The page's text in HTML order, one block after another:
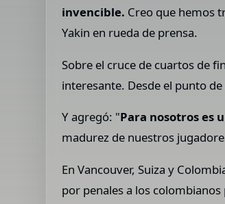
invencible. Creo que hemos
Yakin en rueda de prensa.
Sobre el cruce de cuartos de
interesante. Desde el punto
Y agregó: "Para nosotros es
madurez de nuestros
En Vancouver, Suiza y
por penales a los colombianos